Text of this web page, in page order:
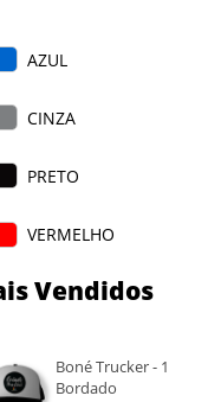
AZUL
CINZA
PRETO
VERMELHO
VERDE
Vendidos
Boné Trucker - 1
Bordado